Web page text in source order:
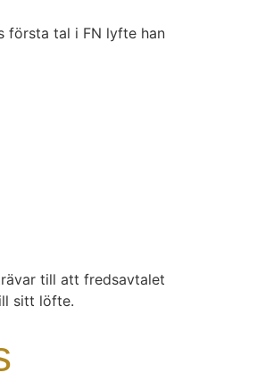
första tal i FN lyfte han
till att fredsavtalet
sitt löfte.